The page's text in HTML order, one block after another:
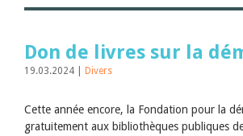
Don de livres sur la
19.03.2024 | Divers
Cette année encore, la Fondation pour la
gratuitement aux bibliothèques publiques